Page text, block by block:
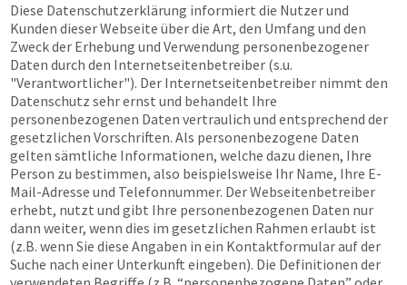
Diese Datenschutzerklärung informiert die Nutzer und
Kunden dieser Webseite über die Art, den Umfang und den
Zweck der Erhebung und Verwendung personenbezogener
Daten durch den Internetseitenbetreiber (s.u.
"Verantwortlicher"). Der Internetseitenbetreiber nimmt den
Datenschutz sehr ernst und behandelt Ihre
personenbezogenen Daten vertraulich und entsprechend der
gesetzlichen Vorschriften. Als personenbezogene Daten
gelten sämtliche Informationen, welche dazu dienen, Ihre
Person zu bestimmen, also beispielsweise Ihr Name, Ihre E-
Mail-Adresse und Telefonnummer. Der Webseitenbetreiber
erhebt, nutzt und gibt Ihre personenbezogenen Daten nur
dann weiter, wenn dies im gesetzlichen Rahmen erlaubt ist
(z.B. wenn Sie diese Angaben in ein Kontaktformular auf der
Suche nach einer Unterkunft eingeben). Die Definitionen der